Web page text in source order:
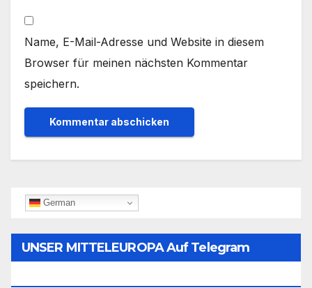
Name, E-Mail-Adresse und Website in diesem
Browser für meinen nächsten Kommentar
speichern.
German
UNSER MITTELEUROPA Auf Telegram